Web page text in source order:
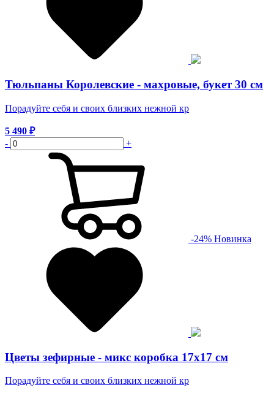
Тюльпаны Королевские - махровые, букет 30 см
Порадуйте себя и своих близких нежной кр
5 490 ₽
-
+
-24% Новинка
Цветы зефирные - микс коробка 17х17 см
Порадуйте себя и своих близких нежной кр